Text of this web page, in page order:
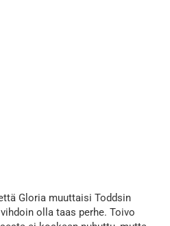
Gloria muuttaisi Toddsin
olla taas perhe. Toivo